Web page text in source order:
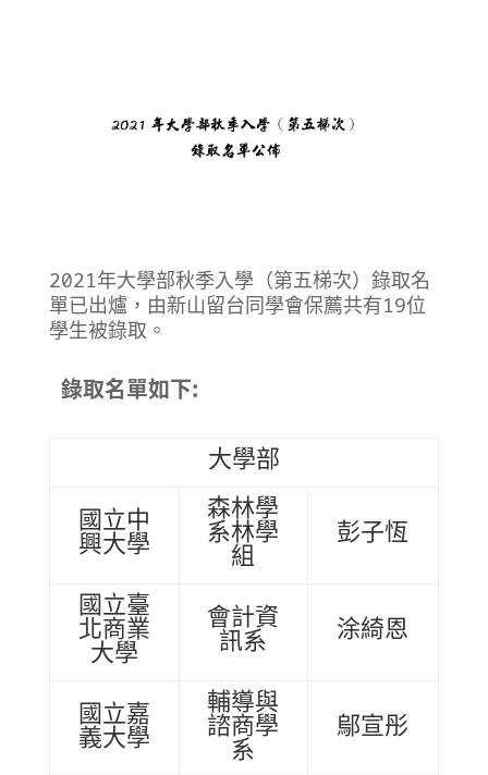
2021年大學部秋季入學（第五梯次）錄取名
單已出爐，由新山留台同學會保薦共有19位
學生被錄取。
錄取名單如下:
大學部
國立中
興大學
森林學
系林學
組
彭子恆
國立臺
北商業
大學
會計資
訊系 涂綺恩
國立嘉
義大學
輔導與
諮商學
系
鄔宣彤